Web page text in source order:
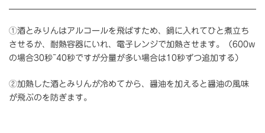
①酒とみりんはアルコールを飛ばすため、鍋に入れてひと煮立ち
させるか、耐熱容器にいれ、電子レンジで加熱させます。（600w
の場合30秒~40秒ですが分量が多い場合は10秒ずつ追加する）
②加熱した酒とみりんが冷めてから、醤油を加えると醤油の風味
が飛ぶのを防ぎます。